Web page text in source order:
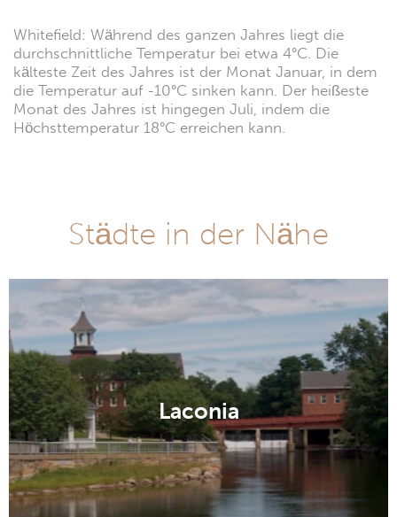
Whitefield: Während des ganzen Jahres liegt die
durchschnittliche Temperatur bei etwa 4°C. Die
kälteste Zeit des Jahres ist der Monat Januar, in dem
die Temperatur auf -10°C sinken kann. Der heißeste
Monat des Jahres ist hingegen Juli, indem die
Höchsttemperatur 18°C erreichen kann.
Städte in der Nähe
Laconia